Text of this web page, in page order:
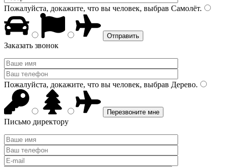
Пожалуйста, докажите, что вы человек, выбрав Самолёт.
Заказать звонок
Пожалуйста, докажите, что вы человек, выбрав Дерево.
Письмо директору